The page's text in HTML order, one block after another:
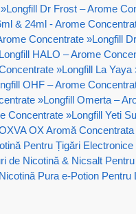
»Longfill Dr Frost – Arome
& 24ml - Arome
Concentrate »Longfill
Longfill HALO – Arome
»Longfill La Yaya
OHF – Arome
»Longfill Omerta –
Concentrate »Longfill Yeti
OX Aromă
Pentru Țigări
de Nicotină & Nicsalt
Pura e-Potion Pentru